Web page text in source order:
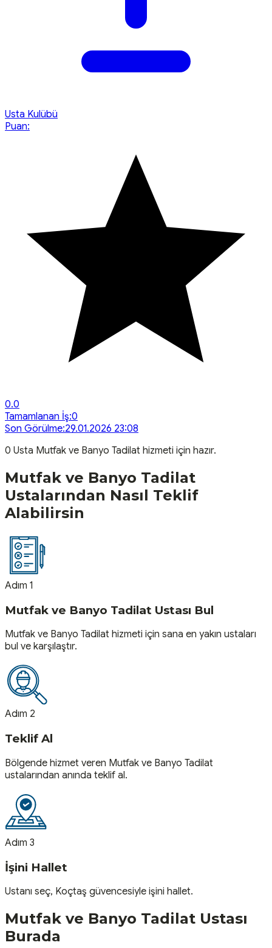
Usta Kulübü
Puan:
0.0
Tamamlanan İş:0
Son Görülme:29.01.2026 23:08
0 Usta Mutfak ve Banyo Tadilat hizmeti için hazır.
Mutfak ve Banyo Tadilat
Ustalarından Nasıl Teklif
Alabilirsin
Adım 1
Mutfak ve Banyo Tadilat Ustası Bul
Mutfak ve Banyo Tadilat hizmeti için sana en yakın ustaları
bul ve karşılaştır.
Adım 2
Teklif Al
Bölgende hizmet veren Mutfak ve Banyo Tadilat
ustalarından anında teklif al.
Adım 3
İşini Hallet
Ustanı seç, Koçtaş güvencesiyle işini hallet.
Mutfak ve Banyo Tadilat Ustası
Burada